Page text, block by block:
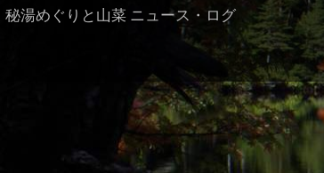
秘湯めぐりと山菜 ニュース・ログ